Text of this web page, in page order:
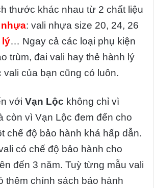
thước khác nhau từ 2 chất liệu
: vali nhựa size 20, 24, 26
lý… Ngay cả các loại phụ kiện
trùm, đai vali hay thẻ hành lý
vali của bạn cũng có luôn.
với Vạn Lộc không chỉ vì
còn vì Vạn Lộc đem đến cho
chế độ bảo hành khá hấp dẫn.
có chế độ bảo hành cho
đến 3 năm. Tuỳ từng mẫu vali
thêm chính sách bảo hành